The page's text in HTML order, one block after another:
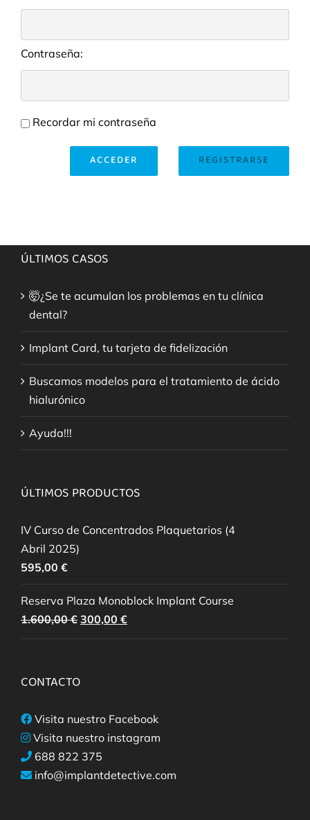
Contraseña:
Recordar mi contraseña
REGISTRARSE
ACCEDER
ÚLTIMOS CASOS
🤯¿Se te acumulan los problemas en tu clínica
dental?
Implant Card, tu tarjeta de fidelización
Buscamos modelos para el tratamiento de ácido
hialurónico
Ayuda!!!
ÚLTIMOS PRODUCTOS
IV Curso de Concentrados Plaquetarios (4
Abril 2025)
595,00 €
Reserva Plaza Monoblock Implant Course
1.600,00€ El
precio
300,00 €El
precio
CONTACTO
Visita nuestro Facebook
Visita nuestro instagram
688 822 375
info@implantdetective.com